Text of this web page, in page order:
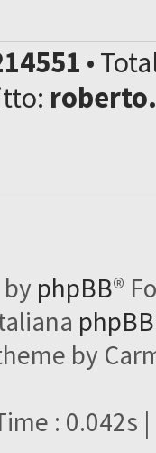
•
phpBB®
by
: 0.042s